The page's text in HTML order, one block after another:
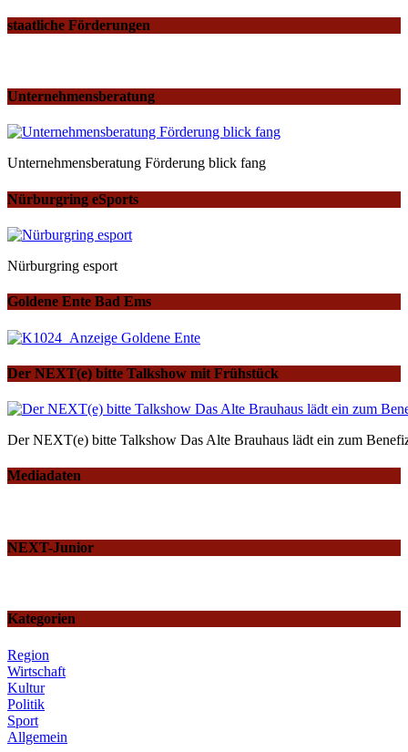
staatliche Förderungen
Unternehmensberatung
Unternehmensberatung Förderung blick fang
Nürburgring eSports
Nürburgring esport
Goldene Ente Bad Ems
Der NEXT(e) bitte Talkshow mit Frühstück
Der NEXT(e) bitte Talkshow Das Alte Brauhaus lädt ein zum
Mediadaten
NEXT-Junior
Kategorien
Region
Wirtschaft
Kultur
Politik
Sport
Allgemein